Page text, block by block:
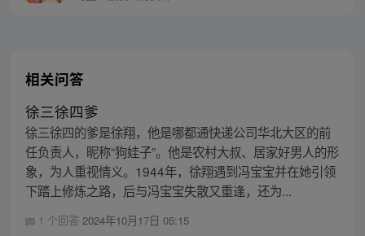
相关问答
徐三徐四爹
徐三徐四的爹是徐翔，他是哪都通快递公司华北大区的前
任负责人，昵称“狗娃子”。他是农村大叔、居家好男人的形
象，为人重视情义。1944年，徐翔遇到冯宝宝并在她引领
下踏上修炼之路，后与冯宝宝失散又重逢，还为...
1 个回答 2024年10月17日 05:15